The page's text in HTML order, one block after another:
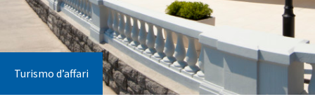
Turismo d’affari